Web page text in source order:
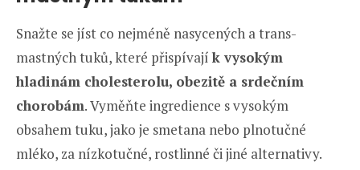
Snažte se jíst co nejméně nasycených a trans-
mastných tuků, které přispívají k vysokým
hladinám cholesterolu, obezitě a srdečním
chorobám. Vyměňte ingredience s vysokým
obsahem tuku, jako je smetana nebo plnotučné
mléko, za nízkotučné, rostlinné či jiné alternativy.